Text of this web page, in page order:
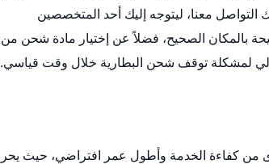
معنا، ليتوجه إليك أحد المتخصصين
بالمكان الصحيح، فضلاً عن إختيار مادة شحن من
لمشكلة توقف شحن البطارية خلال وقت قياسي.
من كفاءة الخدمة وأطول عمر افتراضي، حيث